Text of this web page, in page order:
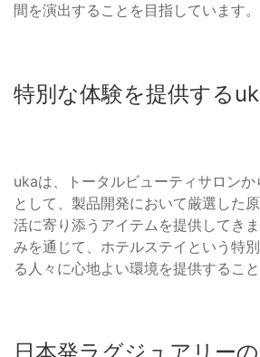
間を演出することを目指しています。
特別な体験を提供する
ukaは、トータルビューティサロン
として、製品開発において厳選した
活に寄り添うアイテムを提供してき
みを通じて、ホテルステイという特
る人々に心地よい環境を提供するこ